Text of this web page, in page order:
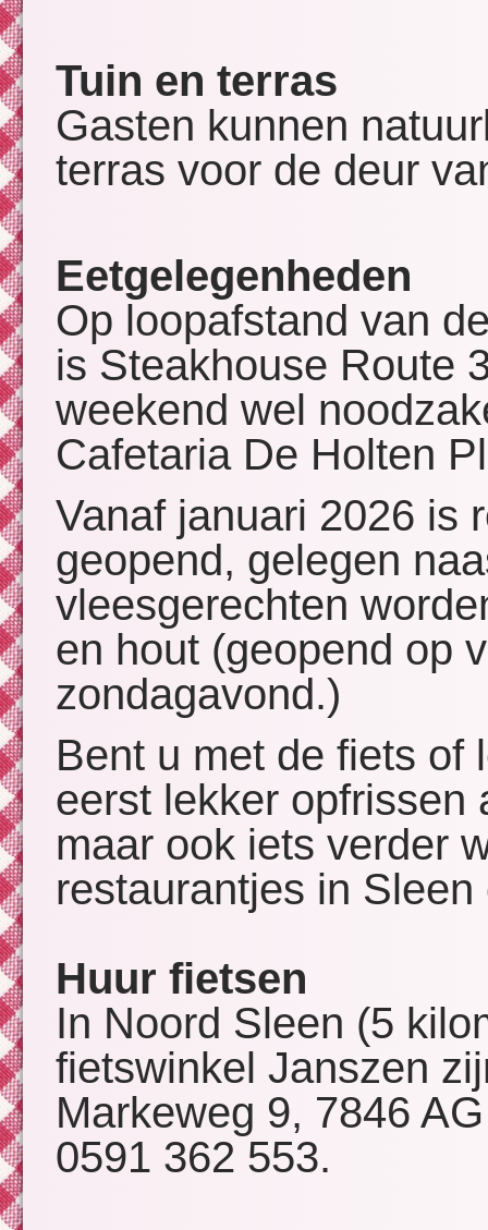
Tuin en terras
Gasten kunnen
terras voor de deur
Eetgelegenheden
Op loopafstand van
is Steakhouse Route
weekend wel
Cafetaria De Holten
Vanaf januari 2026 is
geopend, gelegen
vleesgerechten
en hout (geopend op
zondagavond.)
Bent u met de fiets of
eerst lekker opfrissen
maar ook iets verder
restaurantjes in
Huur fietsen
In Noord Sleen (5
fietswinkel Janszen
Markeweg 9, 7846
0591 362 553.